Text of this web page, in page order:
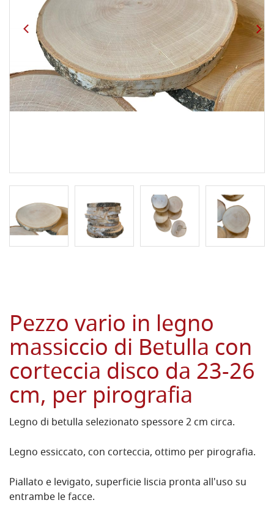
Pezzo vario in legno
massiccio di Betulla con
corteccia disco da 23-26
cm, per pirografia
Legno di betulla selezionato spessore 2 cm circa.
Legno essiccato, con corteccia, ottimo per pirografia.
Piallato e levigato, superficie liscia pronta all'uso su
entrambe le facce.